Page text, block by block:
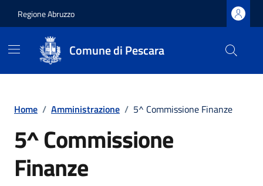
Regione Abruzzo
Comune di Pescara
Home / Amministrazione / 5^ Commissione Finanze
5^ Commissione
Finanze